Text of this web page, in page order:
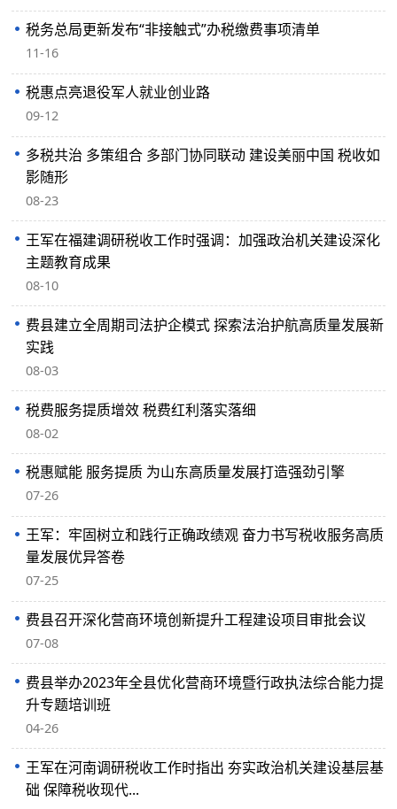
税务总局更新发布“非接触式”办税缴费事项清单
11-16
税惠点亮退役军人就业创业路
09-12
多税共治 多策组合 多部门协同联动 建设美丽中国 税收如
影随形
08-23
王军在福建调研税收工作时强调：加强政治机关建设深化
主题教育成果
08-10
费县建立全周期司法护企模式 探索法治护航高质量发展新
实践
08-03
税费服务提质增效 税费红利落实落细
08-02
税惠赋能 服务提质 为山东高质量发展打造强劲引擎
07-26
王军：牢固树立和践行正确政绩观 奋力书写税收服务高质
量发展优异答卷
07-25
费县召开深化营商环境创新提升工程建设项目审批会议
07-08
费县举办2023年全县优化营商环境暨行政执法综合能力提
升专题培训班
04-26
王军在河南调研税收工作时指出 夯实政治机关建设基层基
础 保障税收现代...